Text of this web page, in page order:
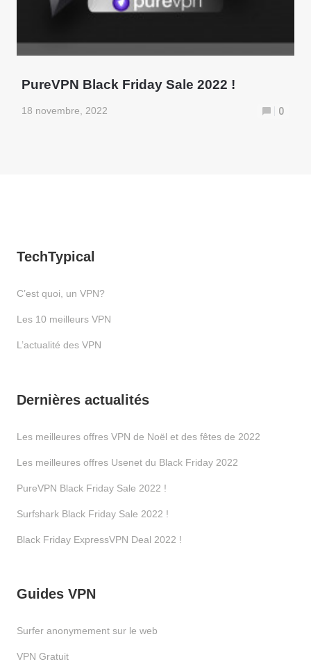
PureVPN Black Friday Sale 2022 !
18 novembre, 2022 0
TechTypical
C’est quoi, un VPN?
Les 10 meilleurs VPN
L’actualité des VPN
Dernières actualités
Les meilleures offres VPN de Noël et des fêtes de 2022
Les meilleures offres Usenet du Black Friday 2022
PureVPN Black Friday Sale 2022 !
Surfshark Black Friday Sale 2022 !
Black Friday ExpressVPN Deal 2022 !
Guides VPN
Surfer anonymement sur le web
VPN Gratuit